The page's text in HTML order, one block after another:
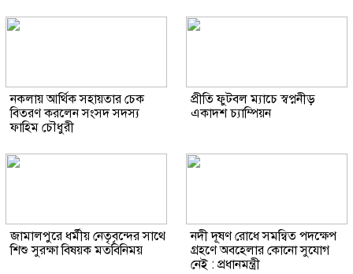
নকলায় আর্থিক সহায়তার চেক
বিতরণ করলেন সংসদ সদস্য
ফাহিম চৌধুরী
প্রীতি ফুটবল ম্যাচে স্বপ্ননীড়
একাদশ চ্যাম্পিয়ন
জামালপুরে ধর্মীয় নেতৃবৃন্দের সাথে
শিশু সুরক্ষা বিষয়ক মতবিনিময়
নদী দূষণ রোধে সমন্বিত পদক্ষেপ
গ্রহণে অবহেলার কোনো সুযোগ
নেই : প্রধানমন্ত্রী